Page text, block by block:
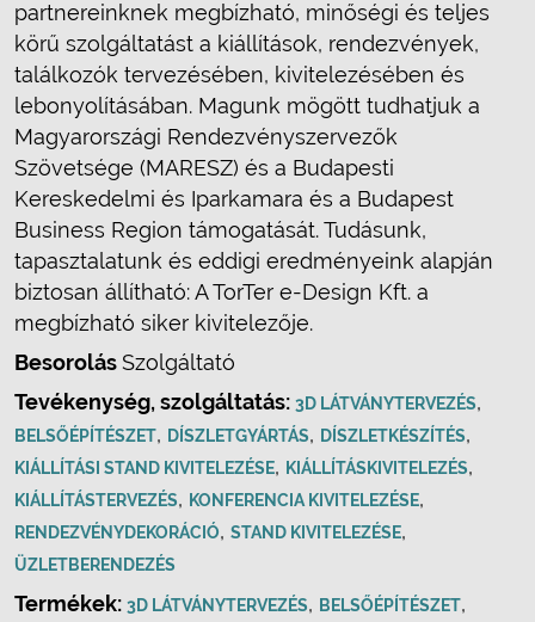
partnereinknek megbízható, minőségi és teljes
körű szolgáltatást a kiállítások, rendezvények,
találkozók tervezésében, kivitelezésében és
lebonyolításában. Magunk mögött tudhatjuk a
Magyarországi Rendezvényszervezők
Szövetsége (MARESZ) és a Budapesti
Kereskedelmi és Iparkamara és a Budapest
Business Region támogatását. Tudásunk,
tapasztalatunk és eddigi eredményeink alapján
biztosan állítható: A TorTer e-Design Kft. a
megbízható siker kivitelezője.
BesorolásSzolgáltató
Tevékenység, szolgáltatás: 3D LÁTVÁNYTERVEZÉS,
BELSŐÉPÍTÉSZET, DÍSZLETGYÁRTÁS, DÍSZLETKÉSZÍTÉS,
KIÁLLÍTÁSI STAND KIVITELEZÉSE, KIÁLLÍTÁSKIVITELEZÉS,
KIÁLLÍTÁSTERVEZÉS, KONFERENCIA KIVITELEZÉSE,
RENDEZVÉNYDEKORÁCIÓ, STAND KIVITELEZÉSE,
ÜZLETBERENDEZÉS
Termékek: 3D LÁTVÁNYTERVEZÉS, BELSŐÉPÍTÉSZET,